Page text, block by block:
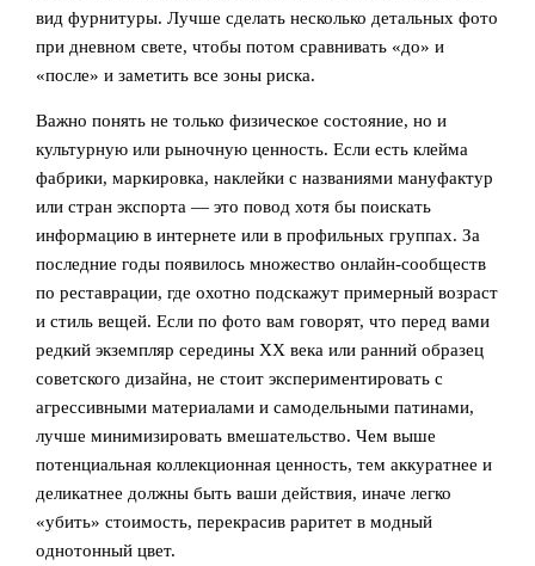
вид фурнитуры. Лучше сделать несколько детальных фото
при дневном свете, чтобы потом сравнивать «до» и
«после» и заметить все зоны риска.
Важно понять не только физическое состояние, но и
культурную или рыночную ценность. Если есть клейма
фабрики, маркировка, наклейки с названиями мануфактур
или стран экспорта — это повод хотя бы поискать
информацию в интернете или в профильных группах. За
последние годы появилось множество онлайн‑сообществ
по реставрации, где охотно подскажут примерный возраст
и стиль вещей. Если по фото вам говорят, что перед вами
редкий экземпляр середины XX века или ранний образец
советского дизайна, не стоит экспериментировать с
агрессивными материалами и самодельными патинами,
лучше минимизировать вмешательство. Чем выше
потенциальная коллекционная ценность, тем аккуратнее и
деликатнее должны быть ваши действия, иначе легко
«убить» стоимость, перекрасив раритет в модный
однотонный цвет.